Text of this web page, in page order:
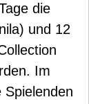
die
und 12
Im
Spielenden